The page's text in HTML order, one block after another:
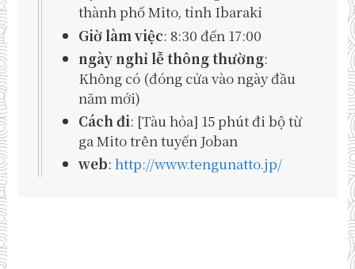
thành phố Mito, tỉnh Ibaraki
Giờ làm việc: 8:30 đến 17:00
ngày nghỉ lễ thông thường:
Không có (đóng cửa vào ngày đầu
năm mới)
Cách đi: [Tàu hỏa] 15 phút đi bộ từ
ga Mito trên tuyến Joban
web: http://www.tengunatto.jp/